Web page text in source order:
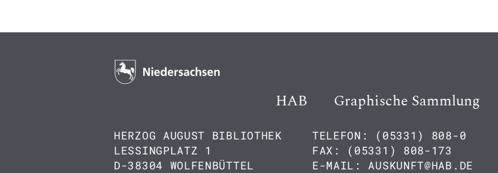
HAB Graphische Sammlung
HERZOG AUGUST BIBLIOTHEK
LESSINGPLATZ 1
D-38304 WOLFENBÜTTEL
TELEFON: (05331) 808-0
FAX: (05331) 808-173
E-MAIL: AUSKUNFT@HAB.DE